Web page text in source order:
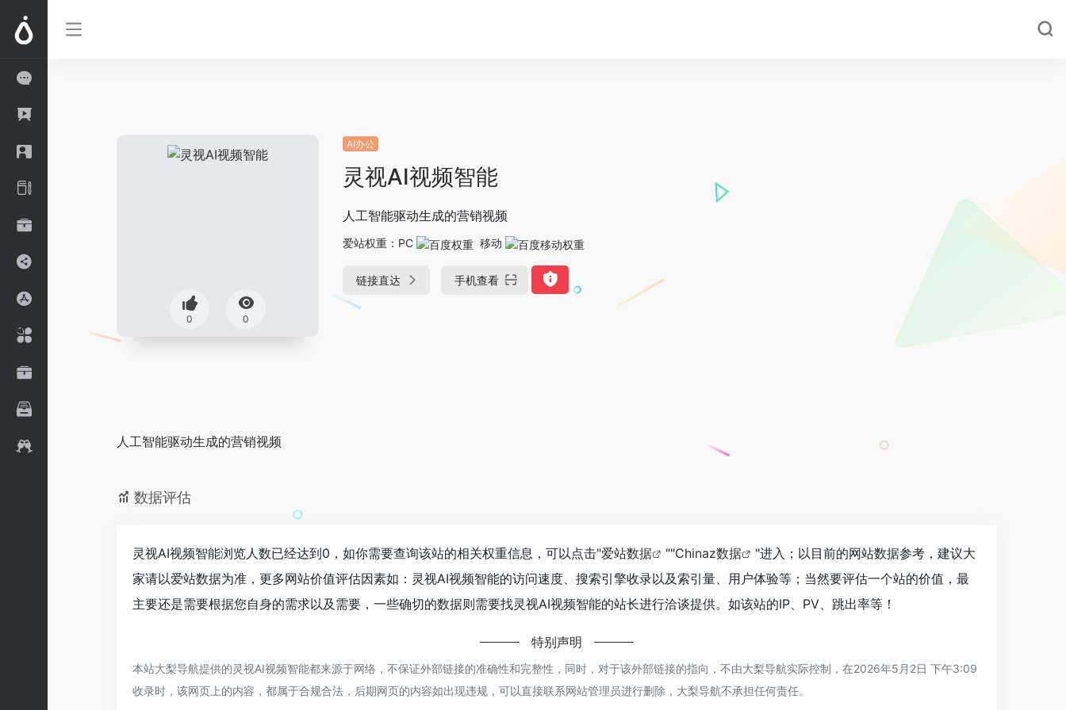
0 0
AI办公
灵视AI视频智能
人工智能驱动生成的营销视频
爱站权重： PC 移动
链接直达 手机查看
人工智能驱动生成的营销视频
数据评估
灵视AI视频智能浏览人数已经达到0，如你需要查询该站的相关权重信息，可以点击"爱站数据 ""Chinaz数据
"进入；以目前的网站数据参考，建议大
家请以爱站数据为准，更多网站价值评估因素如：灵视AI视频智能的访问速度、搜索引擎收录以及索引量、用户体验等；当然要评估一个站的价值，最
主要还是需要根据您自身的需求以及需要，一些确切的数据则需要找灵视AI视频智能的站长进行洽谈提供。如该站的IP、PV、跳出率等！
特别声明
本站大梨导航提供的灵视AI视频智能都来源于网络，不保证外部链接的准确性和完整性，同时，对于该外部链接的指向，不由大梨导航实际控制，在2026年5月2日 下午3:09
收录时，该网页上的内容，都属于合规合法，后期网页的内容如出现违规，可以直接联系网站管理员进行删除，大梨导航不承担任何责任。